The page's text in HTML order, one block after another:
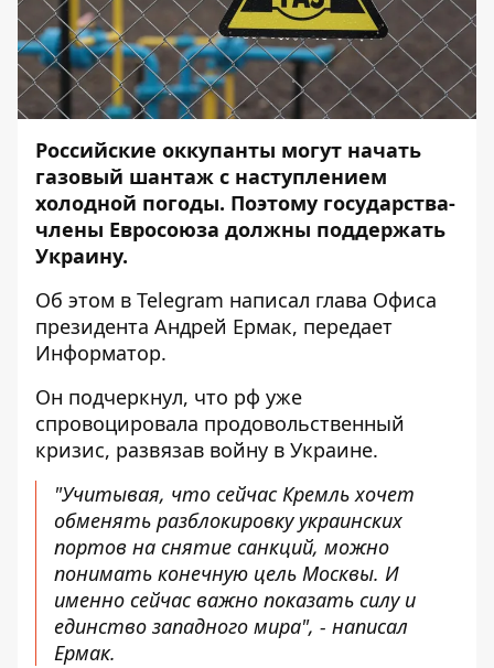
Российские оккупанты могут начать
газовый шантаж с наступлением
холодной погоды. Поэтому государства-
члены Евросоюза должны поддержать
Украину.
Об этом в Telegram написал глава Офиса
президента Андрей Ермак, передает
Информатор.
Он подчеркнул, что рф уже
спровоцировала продовольственный
кризис, развязав войну в Украине.
"Учитывая, что сейчас Кремль хочет
обменять разблокировку украинских
портов на снятие санкций, можно
понимать конечную цель Москвы. И
именно сейчас важно показать силу и
единство западного мира", - написал
Ермак.